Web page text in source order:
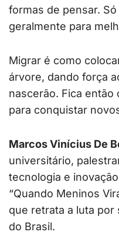
formas de pensar.
geralmente para
Migrar é como
árvore, dando força
nascerão. Fica
para conquistar
Marcos Vinícius De
universitário,
tecnologia e
“Quando Meninos
que retrata a luta
do Brasil.